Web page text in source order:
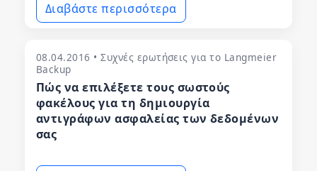
Διαβάστε περισσότερα
08.04.2016 • Συχνές ερωτήσεις για το Langmeier
Backup
Πώς να επιλέξετε τους σωστούς
φακέλους για τη δημιουργία
αντιγράφων ασφαλείας των δεδομένων
σας